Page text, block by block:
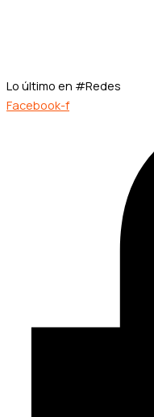
Lo último en #Redes
Facebook-f